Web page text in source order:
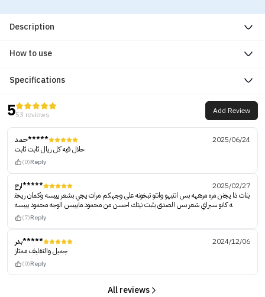
Description
How to use
Specifications
553 reviews Add Review
حمد*****
2025/06/24
حلال فيه كل ريال ثابت ثابت
(0)Reply
ارج*****
2025/02/27
بنات ذا يجنن مره مرههه بس انتبهو وانتو تبخونه على وجهكم مرات يجي بشعر ييبسه وكمان ريحت
ه كانو سبراي شعر بس الصدق يثبت نيتك احسن من محمود ماييبس الوجه محمود ييبسه
(7)Reply
بدر*****
2024/12/06
جميل والتغليف ممتاز
(0)Reply
All reviews